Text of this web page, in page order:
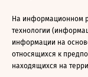
На информационном
технологии
информации на
относящихся к
находящихся на